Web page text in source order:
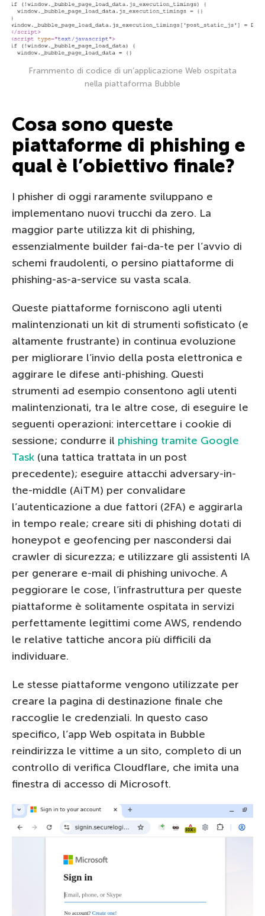
Frammento di codice di un’applicazione Web ospitata
nella piattaforma Bubble
Cosa sono queste
piattaforme di phishing e
qual è l’obiettivo finale?
I phisher di oggi raramente sviluppano e
implementano nuovi trucchi da zero. La
maggior parte utilizza kit di phishing,
essenzialmente builder fai-da-te per l’avvio di
schemi fraudolenti, o persino piattaforme di
phishing-as-a-service su vasta scala.
Queste piattaforme forniscono agli utenti
malintenzionati un kit di strumenti sofisticato (e
altamente frustrante) in continua evoluzione
per migliorare l’invio della posta elettronica e
aggirare le difese anti-phishing. Questi
strumenti ad esempio consentono agli utenti
malintenzionati, tra le altre cose, di eseguire le
seguenti operazioni: intercettare i cookie di
sessione; condurre il phishing tramite Google
Task (una tattica trattata in un post
precedente); eseguire attacchi adversary-in-
the-middle (AiTM) per convalidare
l’autenticazione a due fattori (2FA) e aggirarla
in tempo reale; creare siti di phishing dotati di
honeypot e geofencing per nascondersi dai
crawler di sicurezza; e utilizzare gli assistenti IA
per generare e-mail di phishing univoche. A
peggiorare le cose, l’infrastruttura per queste
piattaforme è solitamente ospitata in servizi
perfettamente legittimi come AWS, rendendo
le relative tattiche ancora più difficili da
individuare.
Le stesse piattaforme vengono utilizzate per
creare la pagina di destinazione finale che
raccoglie le credenziali. In questo caso
specifico, l’app Web ospitata in Bubble
reindirizza le vittime a un sito, completo di un
controllo di verifica Cloudflare, che imita una
finestra di accesso di Microsoft.